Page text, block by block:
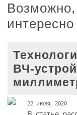
интересно
ВЧ-
22 июля, 2020